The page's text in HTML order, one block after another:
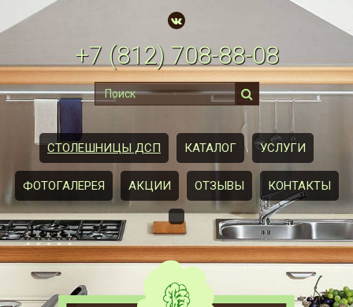
+7 (812)708-88-08
СТОЛЕШНИЦЫ ДСП КАТАЛОГ УСЛУГИ
ФОТОГАЛЕРЕЯ АКЦИИ ОТЗЫВЫ КОНТАКТЫ